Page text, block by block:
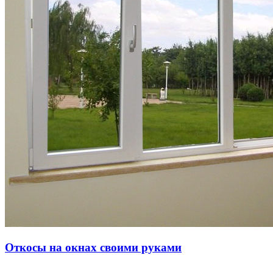
Откосы на окнах своими руками